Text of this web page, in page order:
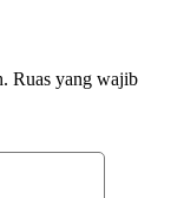
Ruas yang wajib